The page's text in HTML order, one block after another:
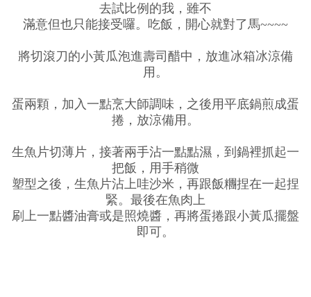
去試比例的我，雖不
滿意但也只能接受囉。吃飯，開心就對了馬~~~~
將切滾刀的小黃瓜泡進壽司醋中，放進冰箱冰涼備
用。
蛋兩顆，加入一點烹大師調味，之後用平底鍋煎成蛋
捲，放涼備用。
生魚片切薄片，接著兩手沾一點點濕，到鍋裡抓起一
把飯，用手稍微
塑型之後，生魚片沾上哇沙米，再跟飯糰捏在一起捏
緊。最後在魚肉上
刷上一點醬油膏或是照燒醬，再將蛋捲跟小黃瓜擺盤
即可。